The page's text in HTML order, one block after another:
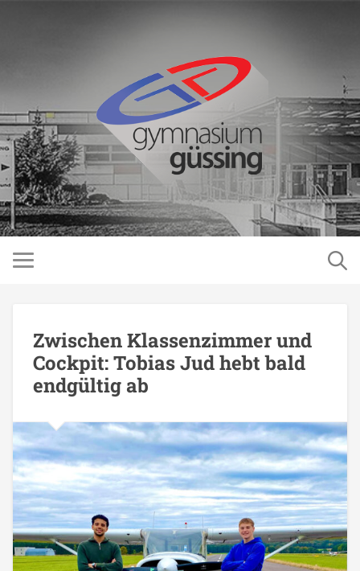
Zwischen Klassenzimmer und
Cockpit: Tobias Jud hebt bald
endgültig ab